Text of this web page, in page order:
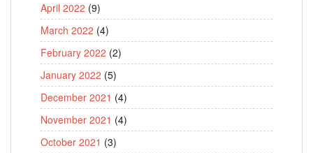
April 2022 (9)
March 2022 (4)
February 2022 (2)
January 2022 (5)
December 2021 (4)
November 2021 (4)
October 2021 (3)